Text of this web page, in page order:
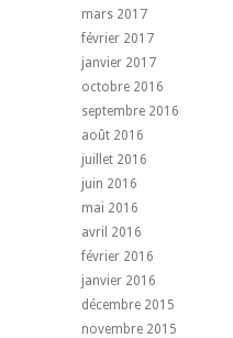
mars 2017
février 2017
janvier 2017
octobre 2016
septembre 2016
août 2016
juillet 2016
juin 2016
mai 2016
avril 2016
février 2016
janvier 2016
décembre 2015
novembre 2015